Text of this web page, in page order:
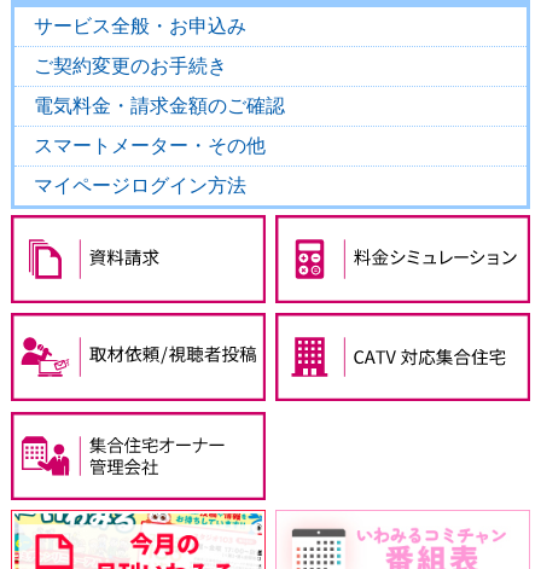
サービス全般・お申込み
ご契約変更のお手続き
電気料金・請求金額のご確認
スマートメーター・その他
マイページログイン方法